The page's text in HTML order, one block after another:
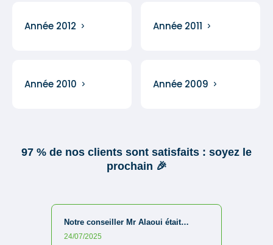
Année 2012 Année 2011
Année 2010 Année 2009